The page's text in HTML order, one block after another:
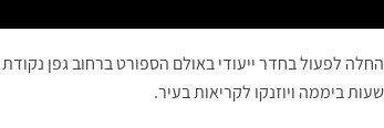
החלה לפעול בחדר ייעודי באולם הספורט ברחוב גפן